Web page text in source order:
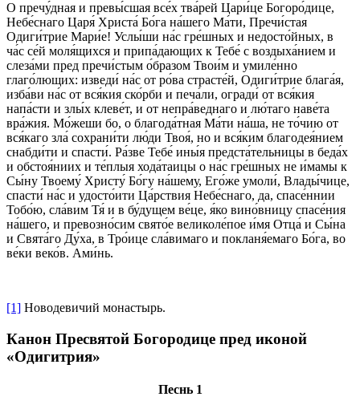
О пречу́дная и превы́сшая все́х тва́рей Цари́це Богоро́дице,
Небе́снаго Царя́ Христа́ Бо́га на́шего Ма́ти, Пречи́стая
Одиги́трие Мари́е! Услы́ши на́с гре́шных и недосто́йных, в
ча́с се́й моля́щихся и припа́дающих к Тебе́ с воздыха́нием и
слеза́ми пред пречи́стым о́бразом Твои́м и умиле́нно
глаго́лющих: изведи́ на́с от ро́ва страсте́й, Одиги́трие блага́я,
изба́ви на́с от вся́кия ско́рби и печа́ли, огради́ от вся́кия
напа́сти и злы́х клеве́т, и от непра́веднаго и лю́таго наве́та
вра́жия. Мо́жеши бо, о благода́тная Ма́ти на́ша, не то́чию от
вся́каго зла́ сохрани́ти лю́ди Твоя́, но и вся́ким благодея́нием
снабди́ти и спасти́. Ра́зве Тебе́ ины́я предста́тельницы в беда́х
и обстоя́ниих и те́плыя хода́таицы о на́с гре́шных не и́мамы к
Сы́ну Твоему́ Христу́ Бо́гу на́шему, Его́же умоли́, Влады́чице,
спасти́ на́с и удосто́ити Ца́рствия Небе́снаго, да, спасе́ннии
Тобо́ю, сла́вим Тя́ и в бу́дущем ве́це, я́ко вино́вницу спасе́ния
на́шего, и превозно́сим свято́е великоле́пое и́мя Отца́ и Сы́на
и Свята́го Ду́ха, в Тро́ице сла́вимаго и покланя́емаго Бо́га, во
ве́ки веко́в. Ами́нь.
[1] Новодевичий монастырь.
Канон Пресвятой Богородице пред иконой
«Одигитрия»
Песнь 1